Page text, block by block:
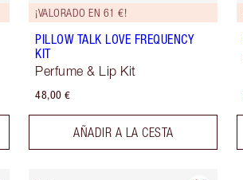
¡VALORADO EN 61 €!
PILLOW TALK LOVE FREQUENCY
KIT
Perfume & Lip Kit
48,00 €
AÑADIR A LA CESTA